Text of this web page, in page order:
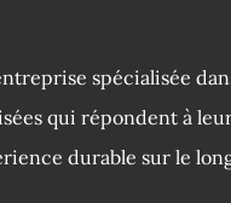
spécialisée
qui répondent à
durable sur le